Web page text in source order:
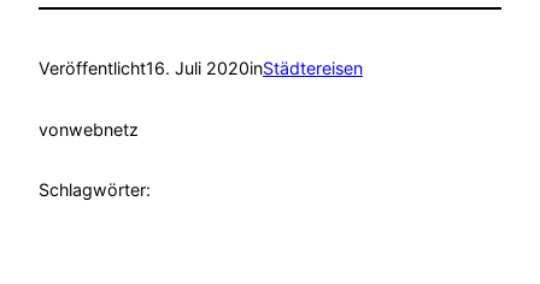
Veröffentlicht16. Juli 2020inStädtereisen
vonwebnetz
Schlagwörter: